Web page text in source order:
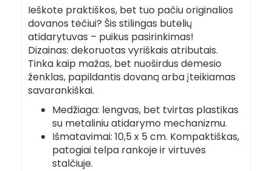
Ieškote praktiškos, bet tuo pačiu originalios
dovanos tėčiui? Šis stilingas butelių
atidarytuvas – puikus pasirinkimas!
Dizainas: dekoruotas vyriškais atributais.
Tinka kaip mažas, bet nuoširdus dėmesio
ženklas, papildantis dovaną arba įteikiamas
savarankiškai.
Medžiaga: lengvas, bet tvirtas plastikas
su metaliniu atidarymo mechanizmu.
Išmatavimai: 10,5 x 5 cm. Kompaktiškas,
patogiai telpa rankoje ir virtuvės
stalčiuje.